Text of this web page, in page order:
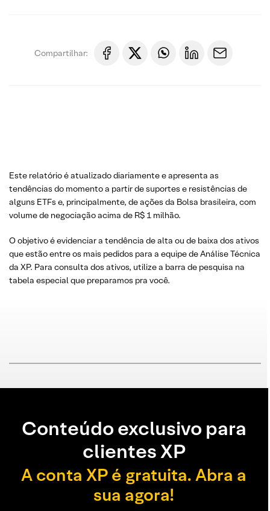
Compartilhar:
Este relatório é atualizado diariamente e apresenta as
tendências do momento a partir de suportes e resistências de
alguns ETFs e, principalmente, de ações da Bolsa brasileira, com
volume de negociação acima de R$ 1 milhão.
O objetivo é evidenciar a tendência de alta ou de baixa dos ativos
que estão entre os mais pedidos para a equipe de Análise Técnica
da XP. Para consulta dos ativos, utilize a barra de pesquisa na
tabela especial que preparamos pra você.
Conteúdo exclusivo para
clientes XP
A conta XP é gratuita. Abra a
sua agora!